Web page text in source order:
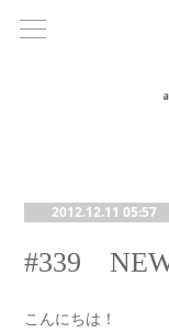
2012.12.11 05:57
#339
こんにちは！